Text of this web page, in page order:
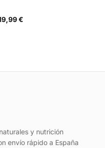
€
y nutrición
envío rápido a España